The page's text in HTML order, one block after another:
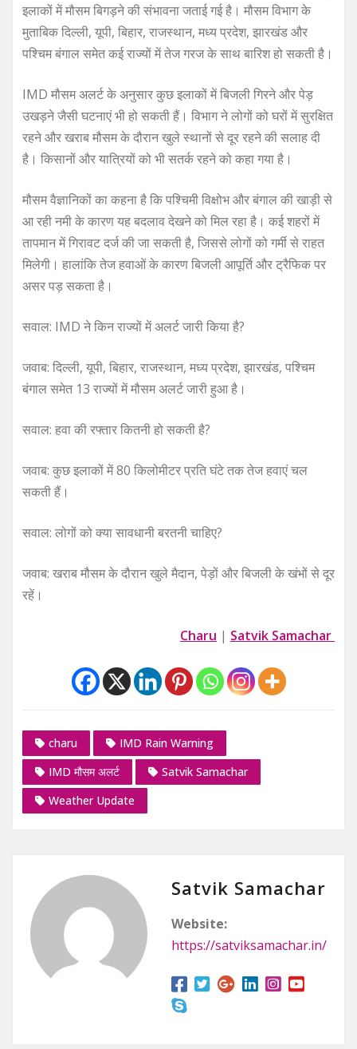
इलाकों में मौसम बिगड़ने की संभावना जताई गई है। मौसम विभाग के
मुताबिक दिल्ली, यूपी, बिहार, राजस्थान, मध्य प्रदेश, झारखंड और
पश्चिम बंगाल समेत कई राज्यों में तेज गरज के साथ बारिश हो सकती है।
IMD मौसम अलर्ट के अनुसार कुछ इलाकों में बिजली गिरने और पेड़
उखड़ने जैसी घटनाएं भी हो सकती हैं। विभाग ने लोगों को घरों में सुरक्षित
रहने और खराब मौसम के दौरान खुले स्थानों से दूर रहने की सलाह दी
है। किसानों और यात्रियों को भी सतर्क रहने को कहा गया है।
मौसम वैज्ञानिकों का कहना है कि पश्चिमी विक्षोभ और बंगाल की खाड़ी से
आ रही नमी के कारण यह बदलाव देखने को मिल रहा है। कई शहरों में
तापमान में गिरावट दर्ज की जा सकती है, जिससे लोगों को गर्मी से राहत
मिलेगी। हालांकि तेज हवाओं के कारण बिजली आपूर्ति और ट्रैफिक पर
असर पड़ सकता है।
सवाल: IMD ने किन राज्यों में अलर्ट जारी किया है?
जवाब: दिल्ली, यूपी, बिहार, राजस्थान, मध्य प्रदेश, झारखंड, पश्चिम
बंगाल समेत 13 राज्यों में मौसम अलर्ट जारी हुआ है।
सवाल: हवा की रफ्तार कितनी हो सकती है?
जवाब: कुछ इलाकों में 80 किलोमीटर प्रति घंटे तक तेज हवाएं चल
सकती हैं।
सवाल: लोगों को क्या सावधानी बरतनी चाहिए?
जवाब: खराब मौसम के दौरान खुले मैदान, पेड़ों और बिजली के खंभों से दूर
रहें।
Charu | Satvik Samachar
charu
IMD Rain Warning
IMD मौसम अलर्ट
Satvik Samachar
Weather Update
Satvik Samachar
Website:
https://satviksamachar.in/